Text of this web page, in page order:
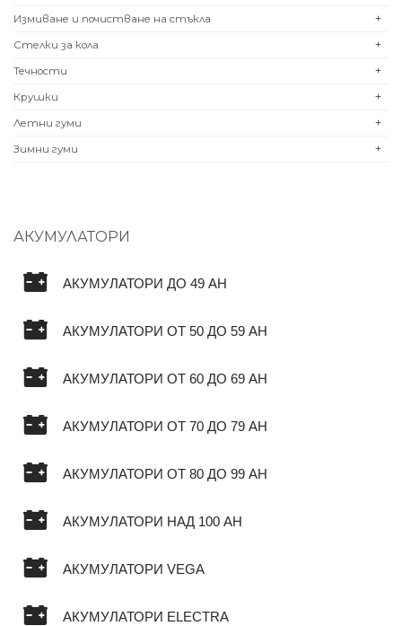
+
Измиване и почистване на стъкла
+
Стелки за кола
+
Течности
+
Крушки
+
Летни гуми
+
Зимни гуми
АКУМУЛАТОРИ
АКУМУЛАТОРИ ДО 49 AH
АКУМУЛАТОРИ ОТ 50 ДО 59 AH
АКУМУЛАТОРИ ОТ 60 ДО 69 AH
АКУМУЛАТОРИ ОТ 70 ДО 79 AH
АКУМУЛАТОРИ ОТ 80 ДО 99 AH
АКУМУЛАТОРИ НАД 100 AH
АКУМУЛАТОРИ VEGA
АКУМУЛАТОРИ ELECTRA